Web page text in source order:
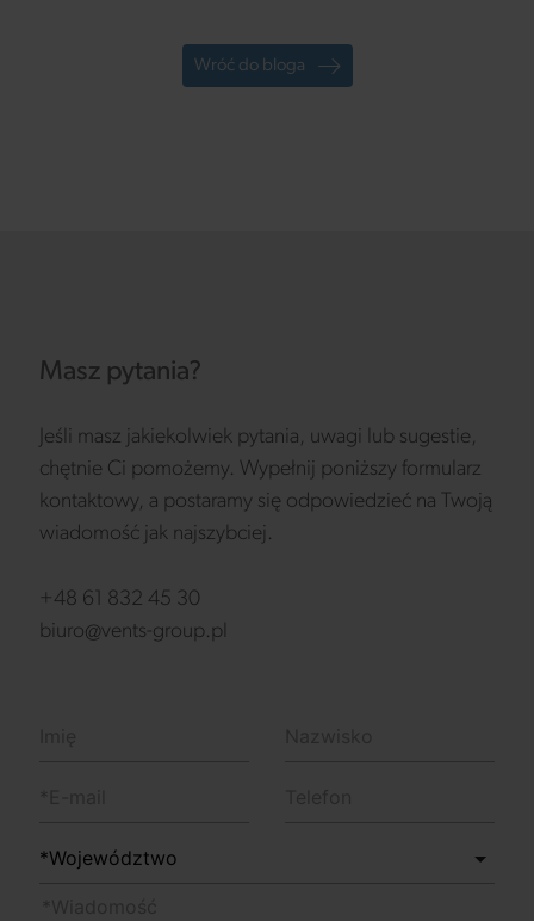
Wróć do bloga
Masz pytania?
Jeśli masz jakiekolwiek pytania, uwagi lub sugestie,
chętnie Ci pomożemy. Wypełnij poniższy formularz
kontaktowy, a postaramy się odpowiedzieć na Twoją
wiadomość jak najszybciej.
+48 61 832 45 30
biuro@vents-group.pl